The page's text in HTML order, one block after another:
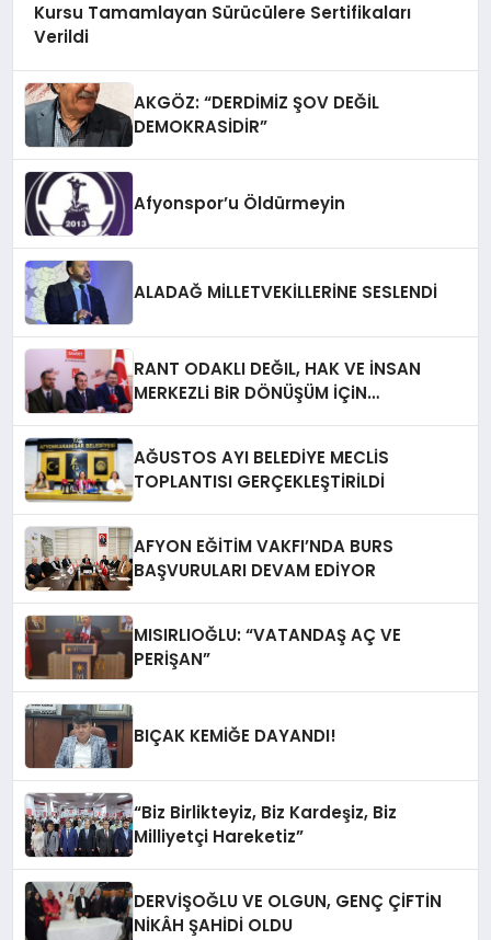
Kursu Tamamlayan Sürücülere Sertifikaları
Verildi
AKGÖZ: “DERDİMİZ ŞOV DEĞİL
DEMOKRASİDİR”
Afyonspor’u Öldürmeyin
ALADAĞ MİLLETVEKİLLERİNE SESLENDİ
RANT ODAKLI DEĞIL, HAK VE İNSAN
MERKEZLi BiR DÖNÜŞÜM İÇiN
AĞUSTOS AYI BELEDİYE MECLİS
TOPLANTISI GERÇEKLEŞTİRİLDİ
AFYON EĞİTİM VAKFI’NDA BURS
BAŞVURULARI DEVAM EDİYOR
MISIRLIOĞLU: “VATANDAŞ AÇ VE
PERİŞAN”
BIÇAK KEMİĞE DAYANDI!
“Biz Birlikteyiz, Biz Kardeşiz, Biz
Milliyetçi Hareketiz”
DERVİŞOĞLU VE OLGUN, GENÇ ÇİFTİN
NİKÂH ŞAHİDİ OLDU